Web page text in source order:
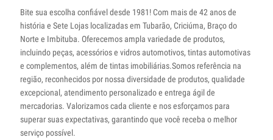
Bite sua escolha confiável desde 1981! Com mais de 42 anos de
história e Sete Lojas localizadas em Tubarão, Criciúma, Braço do
Norte e Imbituba. Oferecemos ampla variedade de produtos,
incluindo peças, acessórios e vidros automotivos, tintas automotivas
e complementos, além de tintas imobiliárias.Somos referência na
região, reconhecidos por nossa diversidade de produtos, qualidade
excepcional, atendimento personalizado e entrega ágil de
mercadorias. Valorizamos cada cliente e nos esforçamos para
superar suas expectativas, garantindo que você receba o melhor
serviço possível.